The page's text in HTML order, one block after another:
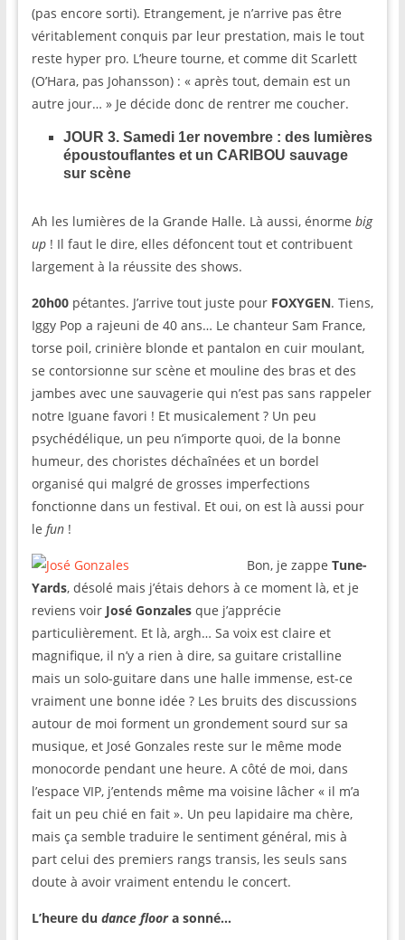
(pas encore sorti). Etrangement, je n’arrive pas être
véritablement conquis par leur prestation, mais le tout
reste hyper pro. L’heure tourne, et comme dit Scarlett
(O’Hara, pas Johansson) : « après tout, demain est un
autre jour… » Je décide donc de rentrer me coucher.
JOUR 3. Samedi 1er novembre : des lumières
époustouflantes et un CARIBOU sauvage
sur scène
Ah les lumières de la Grande Halle. Là aussi, énorme big
up! Il faut le dire, elles défoncent tout et contribuent
largement à la réussite des shows.
20h00pétantes. J’arrive tout juste pour FOXYGEN. Tiens,
Iggy Pop a rajeuni de 40 ans… Le chanteur Sam France,
torse poil, crinière blonde et pantalon en cuir moulant,
se contorsionne sur scène et mouline des bras et des
jambes avec une sauvagerie qui n’est pas sans rappeler
notre Iguane favori ! Et musicalement ? Un peu
psychédélique, un peu n’importe quoi, de la bonne
humeur, des choristes déchaînées et un bordel
organisé qui malgré de grosses imperfections
fonctionne dans un festival. Et oui, on est là aussi pour
le fun !
Bon, je zappe Tune-
Yards, désolé mais j’étais dehors à ce moment là, et je
reviens voir José Gonzales que j’apprécie
particulièrement. Et là, argh… Sa voix est claire et
magnifique, il n’y a rien à dire, sa guitare cristalline
mais un solo-guitare dans une halle immense, est-ce
vraiment une bonne idée ? Les bruits des discussions
autour de moi forment un grondement sourd sur sa
musique, et José Gonzales reste sur le même mode
monocorde pendant une heure. A côté de moi, dans
l’espace VIP, j’entends même ma voisine lâcher « il m’a
fait un peu chié en fait ». Un peu lapidaire ma chère,
mais ça semble traduire le sentiment général, mis à
part celui des premiers rangs transis, les seuls sans
doute à avoir vraiment entendu le concert.
L’heure du dance floora sonné…